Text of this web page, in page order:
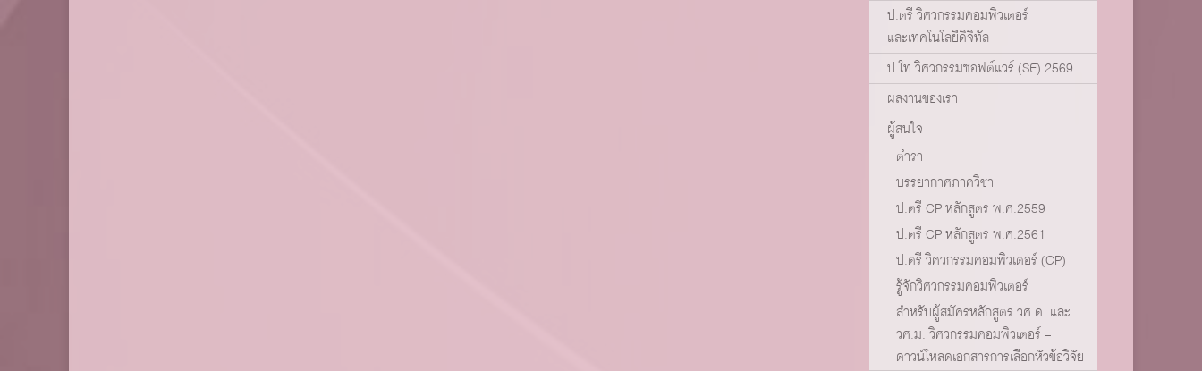
ป.ตรี วิศวกรรมคอมพิวเตอร์
และเทคโนโลยีดิจิทัล
ป.โท วิศวกรรมซอฟต์แวร์ (SE) 2569
ผลงานของเรา
ผู้สนใจ
ตำรา
บรรยากาศภาควิชา
ป.ตรี CP หลักสูตร พ.ศ.2559
ป.ตรี CP หลักสูตร พ.ศ.2561
ป.ตรี วิศวกรรมคอมพิวเตอร์ (CP)
รู้จักวิศวกรรมคอมพิวเตอร์
สำหรับผู้สมัครหลักสูตร วศ.ด. และ
วศ.ม. วิศวกรรมคอมพิวเตอร์ –
ดาวน์โหลดเอกสารการเลือกหัวข้อวิจัย